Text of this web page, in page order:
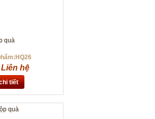
quà
Liên hệ
tiết